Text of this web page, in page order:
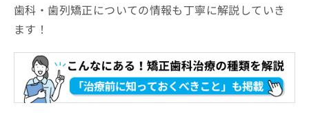
わかまつ歯科医院
たけだ歯科医院
シエルデンタルクリニック
津田沼すずき矯正歯科
歯科・歯列矯正についての情報も丁寧に解説していき
ます！
の
他
お
合